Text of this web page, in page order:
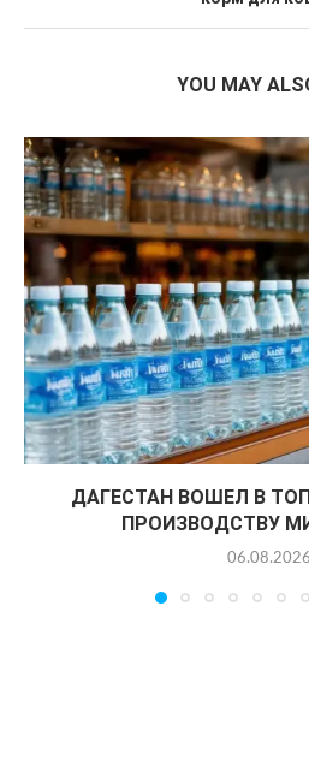
YOU MAY
ДАГЕСТАН ВОШЕЛ В
ПРОИЗВОДСТВУ
06.08.2026